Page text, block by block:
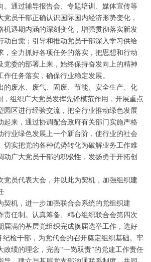
。通过辅导报告会、专题培训、媒体宣传等
党员干部正确认识国际国内经济形势变化，
机遇期内涵的深刻变化，增强贯彻落实新发
动自觉；引导和推动党员干部深入学习供给
，全力抓好各项任务的落实，把思想和行动
党委的部署上来，始终保持奋发向上的精神
任务落实，确保行业稳定发展。
的废水、废气、固废、节能、安全生产、化
，组织广大党员发挥先锋模范作用，开展重点
园区进行经验交流，把全行业推动绿色发展
起来，通过协调配合政府有关部门实施严格
行业绿色发展上一个新台阶，使行业的社会
切实把党的各种优势转化为破解业务工作难
动广大党员干部的积极性，发扬勇于开拓创
党员代表大会，并以此为契机，加强组织建
契机，进一步加强联合会系统的党组织建
责任制。认真筹备、精心组织联合会第四次
届满的基层党组织完成换届选举工作，选好
纪检干部，为党代会的召开奠定组织基础。牢
政绩的理念，完善“一岗双责”的党建工作责任